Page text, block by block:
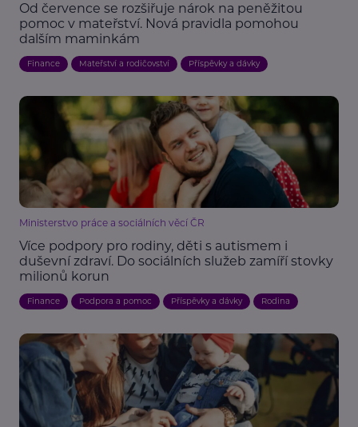
Od července se rozšiřuje nárok na peněžitou
pomoc v mateřství. Nová pravidla pomohou
dalším maminkám
Finance Mateřství a rodičovství Příspěvky a dávky
Ministerstvo práce a sociálních věcí ČR
Více podpory pro rodiny, děti s autismem i
duševní zdraví. Do sociálních služeb zamíří stovky
milionů korun
Finance Podpora a pomoc Příspěvky a dávky Rodina